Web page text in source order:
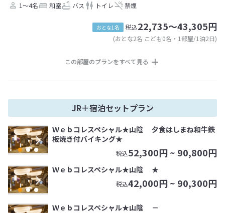
1～4名 和室 バス トイレ 禁煙
おとな1名 税込22,735～43,305円
(おとな2名 こども0名・1部屋/1泊2日)
この部屋のプランをすべて見る
JR＋宿泊セットプラン
Ｗｅｂコレスペシャル★山陰 夕食はしまね和牛鉄
板焼き付バイキング★
税込52,300円 ~ 90,800円
Ｗｅｂコレスペシャル★山陰 ★
税込42,000円 ~ 90,300円
Ｗｅｂコレスペシャル★山陰 －